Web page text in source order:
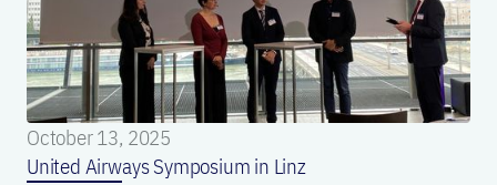
October 13, 2025
United Airways Symposium in Linz